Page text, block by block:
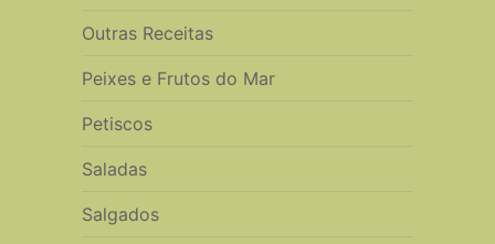
Outras Receitas
Peixes e Frutos do Mar
Petiscos
Saladas
Salgados